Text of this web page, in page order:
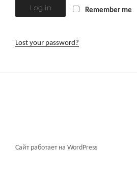
Remember me
Log in
Lost your password?
Сайт работает на WordPress